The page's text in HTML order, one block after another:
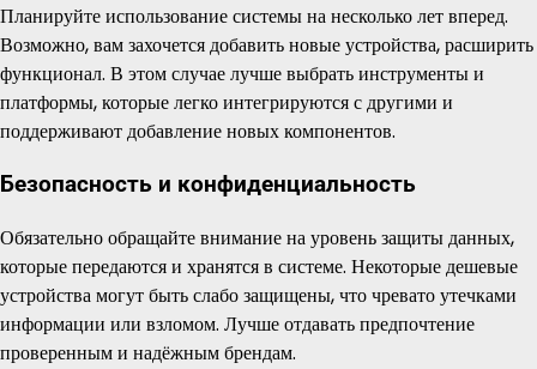
Планируйте использование системы на несколько лет вперед.
Возможно, вам захочется добавить новые устройства, расширить
функционал. В этом случае лучше выбрать инструменты и
платформы, которые легко интегрируются с другими и
поддерживают добавление новых компонентов.
Безопасность и конфиденциальность
Обязательно обращайте внимание на уровень защиты данных,
которые передаются и хранятся в системе. Некоторые дешевые
устройства могут быть слабо защищены, что чревато утечками
информации или взломом. Лучше отдавать предпочтение
проверенным и надёжным брендам.